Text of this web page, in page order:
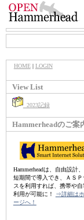
HOME| LOGIN
View List
2023記録
Hammerheadのご案
Hammerheadは、自由設計
短期間で導入でき、ＡＳＰ
スを利用すれば、携帯や自
利用が可能に！
⇒詳細は
ージへ！